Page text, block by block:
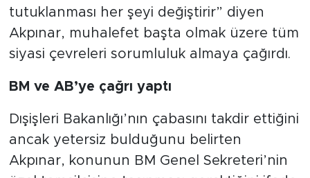
tutuklanması her şeyi değiştirir” diyen
Akpınar, muhalefet başta olmak üzere tüm
siyasi çevreleri sorumluluk almaya çağırdı.
BM ve AB’ye çağrı yaptı
Dışişleri Bakanlığı’nın çabasını takdir ettiğini
ancak yetersiz bulduğunu belirten
Akpınar, konunun BM Genel Sekreteri’nin